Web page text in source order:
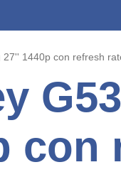
1440p con refresh
con